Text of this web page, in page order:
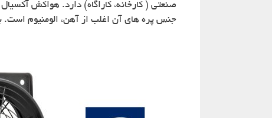
صنعتی ( کارخانه، کاراگاه) دارد. هواکش
جنس پره های آن اغلب از آهن، الومنیوم است.